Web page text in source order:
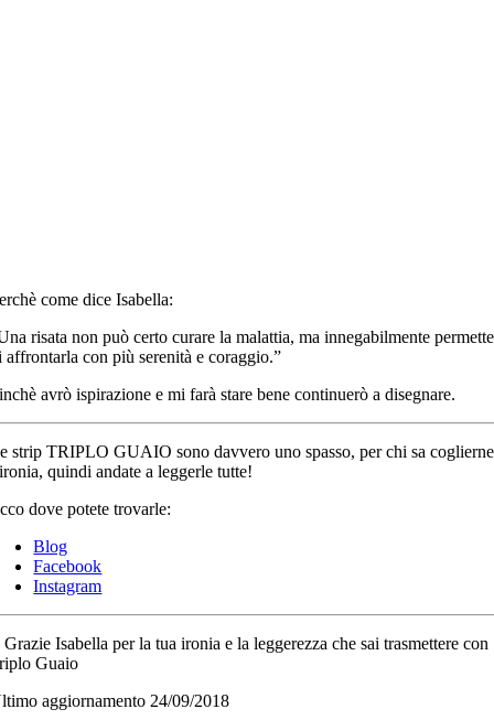
come dice Isabella:
risata non può certo curare la malattia, ma innegabilmente permette
affrontarla con più serenità e coraggio.”
avrò ispirazione e mi farà stare bene continuerò a disegnare.
strip TRIPLO GUAIO sono davvero uno spasso, per chi sa coglierne
quindi andate a leggerle tutte!
dove potete trovarle:
Blog
Facebook
Instagram
Isabella per la tua ironia e la leggerezza che sai trasmettere con
Guaio
aggiornamento 24/09/2018